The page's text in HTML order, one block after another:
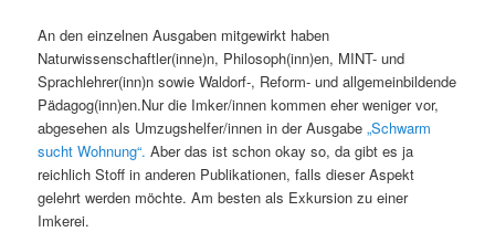
An den einzelnen Ausgaben mitgewirkt haben
Naturwissenschaftler(inne)n, Philosoph(inn)en, MINT- und
Sprachlehrer(inn)n sowie Waldorf-, Reform- und allgemeinbildende
Pädagog(inn)en.Nur die Imker/innen kommen eher weniger vor,
abgesehen als Umzugshelfer/innen in der Ausgabe„Schwarm
sucht Wohnung“. Aber das ist schon okay so, da gibt es ja
reichlich Stoff in anderen Publikationen, falls dieser Aspekt
gelehrt werden möchte. Am besten als Exkursion zu einer
Imkerei.